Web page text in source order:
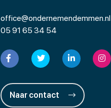
office@ondernemendemmen.nl
05 91 65 34 54
Naar contact